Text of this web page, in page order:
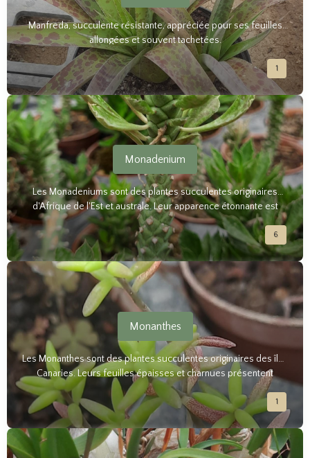
Manfreda, succulente résistante, appréciée pour ses feuilles
allongées et souvent tachetées.
1
Monadenium
Les Monadeniums sont des plantes succulentes originaires
d'Afrique de l'Est et australe. Leur apparence étonnante est
marquée par des tiges épaisses souvent avec des motifs et des
couleurs variés. Leurs fleurs, lorsqu'elles apparaissent, sont de
petites tailles.
6
Monanthes
Les Monanthes sont des plantes succulentes originaires des îles
Canaries. Leurs feuilles épaisses et charnues présentent
souvent des teintes vertes, rouges ou pourpres. Les Monanthes
sont des plantes résistantes et faciles à entretenir.
1